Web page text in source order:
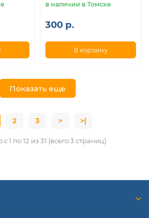
в наличии в Томске
300 р.
В корзину
Показать еще
2 3 > >|
1 по 12 из 31 (всего 3 страниц)